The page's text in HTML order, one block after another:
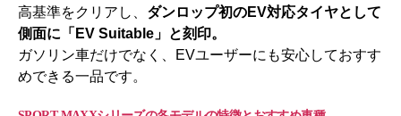
高基準をクリアし、 ダンロップ初のEV対応タイヤとして
側面に「EV Suitable」と刻印。
ガソリン車だけでなく、EVユーザーにも安心しておすす
めできる一品です。